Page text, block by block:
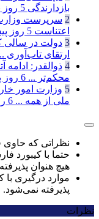
بازدارندگی 5 روز پیش
2 سرپرست وزارت
اعتناست 5 روز پیش
3 دولت در سالی
ارتقای تاب‌آوری
4 ذوالقدر: ادامه
محکم‌تر ... 6 روز پیش
5 وزارت امور
ملی از همه ... 6 روز پیش
نظراتی که حاوی
حتما با کیبورد
هیچ هنوان
موارد درگیری با
پذیرفته نمی‌شود.
نظرات